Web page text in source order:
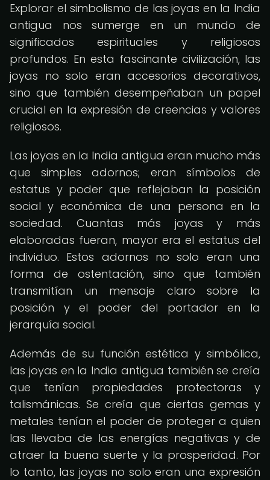
Explorar el simbolismo de las joyas en la India
antigua nos sumerge en un mundo de
significados espirituales y religiosos
profundos. En esta fascinante civilización, las
joyas no solo eran accesorios decorativos,
sino que también desempeñaban un papel
crucial en la expresión de creencias y valores
religiosos.
Las joyas en la India antigua eran mucho más
que simples adornos; eran símbolos de
estatus y poder que reflejaban la posición
social y económica de una persona en la
sociedad. Cuantas más joyas y más
elaboradas fueran, mayor era el estatus del
individuo. Estos adornos no solo eran una
forma de ostentación, sino que también
transmitían un mensaje claro sobre la
posición y el poder del portador en la
jerarquía social.
Además de su función estética y simbólica,
las joyas en la India antigua también se creía
que tenían propiedades protectoras y
talismánicas. Se creía que ciertas gemas y
metales tenían el poder de proteger a quien
las llevaba de las energías negativas y de
atraer la buena suerte y la prosperidad. Por
lo tanto, las joyas no solo eran una expresión